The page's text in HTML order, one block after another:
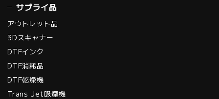
サプライ品
アウトレット品
3Dスキャナー
DTFインク
DTF消耗品
DTF乾燥機
Trans Jet吸煙機